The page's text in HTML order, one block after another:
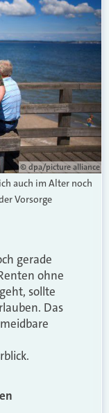
© dpa/picture alliance
auch im Alter noch
Vorsorge
gerade
ohne
sollte
Das